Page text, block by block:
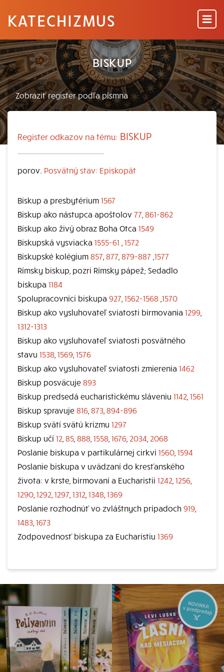
KATECHIZMUS
BISKUP
Register odkazov na tému: BISKUP
porov. Posvätný stav: Episkopát
Biskup a presbytérium 1567
Biskup ako nástupca apoštolov 77 861-862
Biskup ako živý obraz Boha Otca 1549
Biskupská vysviacka 1555-61 1572
Biskupské kolégium 857 877 879-887 1577
Rímsky biskup, pozri Rímsky pápež; Sedadlo
biskupa 1184
Spolupracovníci biskupa 927 1562-1568 1570
Biskup ako vysluhovateľ sviatosti birmovania 1299
1312-1313
Biskup ako vysluhovateľ sviatosti posvätného
stavu 1538 1569 1576
Biskup ako vysluhovateľ sviatosti zmierenia 1462
Biskup posväcuje 893
Biskup predsedá eucharistickému sláveniu 1142 1561
Biskup spravuje 816 873 894-896
Biskup svätí svätú krizmu 1297
Biskup učí 12 85 888 1558 1676 2034 2068
Poslanie biskupa v partikulárnej cirkvi 1560 1594
Poslanie biskupa v uvádzaní do kresťanského
života: v krste, birmovaní a Eucharistii 1242 1256
1290 1292 1297 1312 1348 1369
Poslanie rozhodnúť vo zvláštnych prípadoch 919
1483 1673
Zodpovednosť biskupa za Eucharistiu 1369